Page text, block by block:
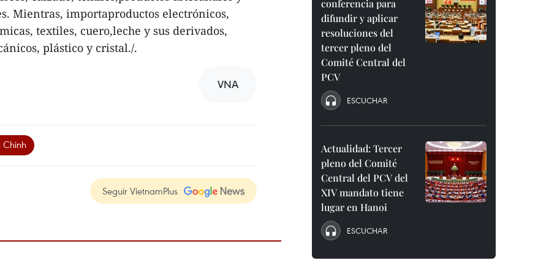
Mientras, importaproductos electrónicos,
textiles, cuero,leche y sus derivados,
plástico y cristal./.
VNA
Chinh
Seguir VietnamPlus
conferencia para
difundir y aplicar
resoluciones del
tercer pleno del
Comité Central del
PCV
ESCUCHAR
Actualidad: Tercer
pleno del Comité
Central del PCV del
XIV mandato tiene
lugar en Hanoi
ESCUCHAR